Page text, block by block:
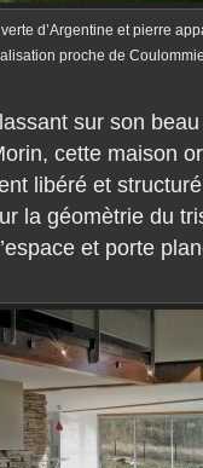
d’Argentine et pierre
proche de
sur son
cette maison
libéré et
la géomètrie du
et porte